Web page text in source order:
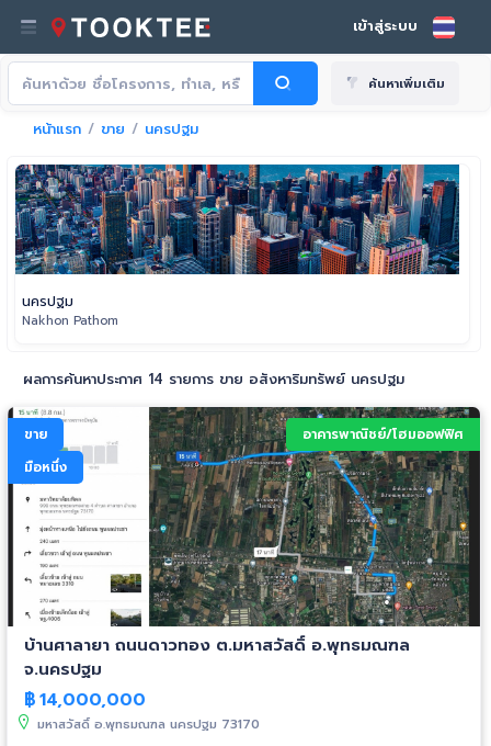
เข้าสู่ระบบ
ค้นหาเพิ่มเติม
หน้าแรก ขาย นครปฐม
นครปฐม
Nakhon Pathom
ผลการค้นหาประกาศ 14 รายการ ขาย อสังหาริมทรัพย์ นครปฐม
ขาย
มือหนึ่ง
อาคารพาณิชย์/โฮมออฟฟิศ
บ้านศาลายา ถนนดาวทอง ต.มหาสวัสดิ์ อ.พุทธมณฑล
จ.นครปฐม
฿14,000,000
มหาสวัสดิ์ อ.พุทธมณฑล นครปฐม 73170